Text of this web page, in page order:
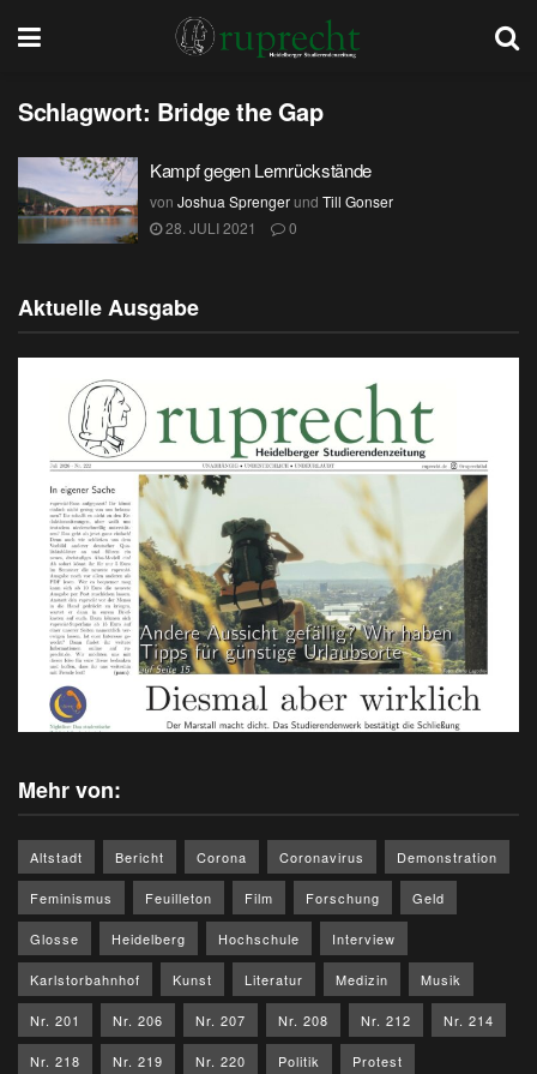
Schlagwort: Bridge the Gap
Kampf gegen Lernrückstände
von Joshua Sprengerund Till Gonser
28. JULI 2021
0
Aktuelle Ausgabe
Mehr von:
Altstadt Bericht Corona Coronavirus Demonstration
Feminismus Feuilleton Film Forschung Geld
Glosse Heidelberg Hochschule Interview
Karlstorbahnhof Kunst Literatur Medizin Musik
Nr. 201 Nr. 206 Nr. 207 Nr. 208 Nr. 212 Nr. 214
Nr. 218 Nr. 219 Nr. 220 Politik Protest